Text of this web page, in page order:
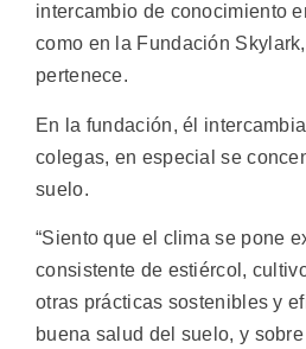
intercambio de conocimiento
como en la Fundación
pertenece.
En la fundación, él
colegas, en especial se
suelo.
“Siento que el clima se pone
consistente de estiércol,
otras prácticas sostenibles y
buena salud del suelo, y